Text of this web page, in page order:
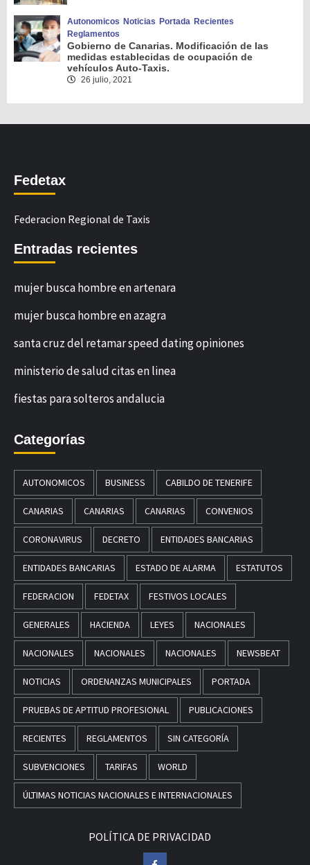
Autonomicos Noticias Portada Recientes
Reglamentos
Gobierno de Canarias. Modificación de las
medidas establecidas de ocupación de
vehículos Auto-Taxis.
26 julio, 2021
Fedetax
Federacion Regional de Taxis
Entradas recientes
mujer busca hombre en artenara
mujer busca hombre en azagra
santa cruz del retamar speed dating opiniones
ministerio de salud citas en linea
fiestas para solteros andalucia
Categorías
AUTONOMICOS BUSINESS CABILDO DE TENERIFE
CANARIAS CANARIAS CANARIAS CONVENIOS
CORONAVIRUS DECRETO ENTIDADES BANCARIAS
ENTIDADES BANCARIAS ESTADO DE ALARMA ESTATUTOS
FEDERACION FEDETAX FESTIVOS LOCALES
GENERALES HACIENDA LEYES NACIONALES
NACIONALES NACIONALES NACIONALES NEWSBEAT
NOTICIAS ORDENANZAS MUNICIPALES PORTADA
PRUEBAS DE APTITUD PROFESIONAL PUBLICACIONES
RECIENTES REGLAMENTOS SIN CATEGORÍA
SUBVENCIONES TARIFAS WORLD
ÚLTIMAS NOTICIAS NACIONALES E INTERNACIONALES
POLÍTICA DE PRIVACIDAD